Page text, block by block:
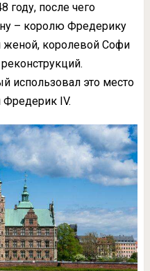
году, после чего
– королю Фредерику
женой, королевой Софи
использовал это место
Фредерик IV.